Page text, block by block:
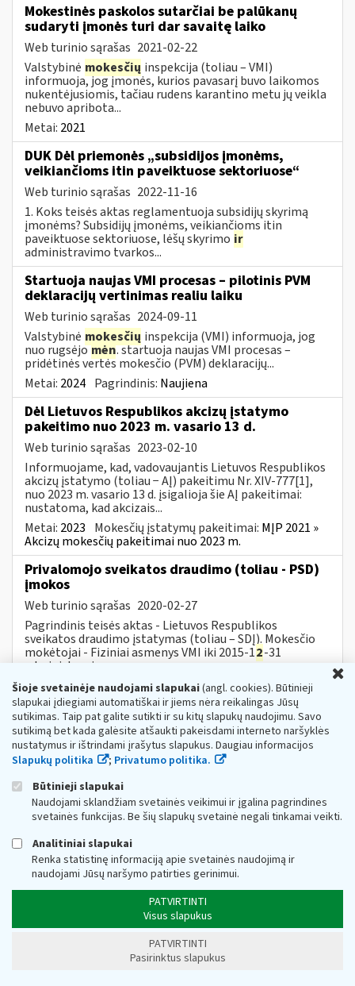
Mokestinės paskolos sutarčiai be palūkanų
sudaryti įmonės turi dar savaitę laiko
Web turinio sąrašas 2021-02-22
Valstybinė mokesčių inspekcija (toliau – VMI)
informuoja, jog įmonės, kurios pavasarį buvo laikomos
nukentėjusiomis, tačiau rudens karantino metu jų veikla
nebuvo apribota...
Metai: 2021
DUK Dėl priemonės „subsidijos įmonėms,
veikiančioms itin paveiktuose sektoriuose“
Web turinio sąrašas 2022-11-16
1. Koks teisės aktas reglamentuoja subsidijų skyrimą
įmonėms? Subsidijų įmonėms, veikiančioms itin
paveiktuose sektoriuose, lėšų skyrimo ir
administravimo tvarkos...
Startuoja naujas VMI procesas – pilotinis PVM
deklaracijų vertinimas realiu laiku
Web turinio sąrašas 2024-09-11
Valstybinė mokesčių inspekcija (VMI) informuoja, jog
nuo rugsėjomėn. startuoja naujas VMI procesas –
pridėtinės vertės mokesčio (PVM) deklaracijų...
Metai: 2024 Pagrindinis: Naujiena
Dėl Lietuvos Respublikos akcizų įstatymo
pakeitimo nuo 2023 m. vasario 13 d.
Web turinio sąrašas 2023-02-10
Informuojame, kad, vadovaujantis Lietuvos Respublikos
akcizų įstatymo (toliau − AĮ) pakeitimu Nr. XIV-777[1],
nuo 2023 m. vasario 13 d. įsigalioja šie AĮ pakeitimai:
nustatoma, kad akcizais...
Metai: 2023 Mokesčių įstatymų pakeitimai: MĮP 2021 »
Akcizų mokesčių pakeitimai nuo 2023 m.
Privalomojo sveikatos draudimo (toliau - PSD)
įmokos
Web turinio sąrašas 2020-02-27
Pagrindinis teisės aktas - Lietuvos Respublikos
sveikatos draudimo įstatymas (toliau – SDĮ). Mokesčio
mokėtojai - Fiziniai asmenys VMI iki 2015-12-31
administruoja:...
VMI: daugiau nukentėjusių nuo COVID-19
verslininkų gali teikti paraišką subsidijai
Web turinio sąrašas 2021-04-07
Valstybinė mokesčių inspekcija (toliau – VMI)
informuoja, jog įsigaliojus subsidijų nuo COVID-19
individualioms įmonėms, mažosioms bendrijoms,...
Metai:2021
Apie MTEP lengvatas
Web turinio sąrašas 2023-05-25
1. Kaip vienetui įsitikinti,arjo vykdoma veikla tikrai yra
priskiriama mokslinių tyrimųireksperimentinės
plėtros (toliau – MTEP) veiklai? Tai...
., sausio),arPVM sąskaitos faktūros gavimo
datą (pvz., vasario)?
Šioje svetainėje naudojami slapukai(angl. cookies). Būtinieji
slapukai įdiegiami automatiškai ir jiems nėra reikalingas Jūsų
sutikimas. Taip pat galite sutikti ir su kitų slapukų naudojimu. Savo
sutikimą bet kada galėsite atšaukti pakeisdami interneto naršyklės
nustatymus ir ištrindami įrašytus slapukus. Daugiau informacijos
Slapukų politika
; Privatumo politika.
Būtinieji slapukai
Naudojami sklandžiam svetainės veikimui ir įgalina pagrindines
svetainės funkcijas. Be šių slapukų svetainė negali tinkamai veikti.
Analitiniai slapukai
Renka statistinę informaciją apie svetainės naudojimą ir
naudojami Jūsų naršymo patirties gerinimui.
PATVIRTINTI
Visus slapukus
PATVIRTINTI
Pasirinktus slapukus